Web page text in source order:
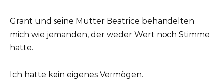
Grant und seine Mutter Beatrice behandelten
mich wie jemanden, der weder Wert noch Stimme
hatte.
Ich hatte kein eigenes Vermögen.